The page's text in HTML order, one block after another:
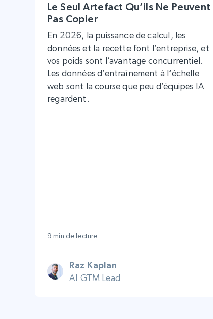
Le Seul Artefact Qu’ils Ne Peuvent
Pas Copier
En 2026, la puissance de calcul, les
données et la recette font l’entreprise, et
vos poids sont l’avantage concurrentiel.
Les données d’entraînement à l’échelle
web sont la course que peu d’équipes IA
regardent.
9 min de lecture
Raz Kaplan
AI GTM Lead